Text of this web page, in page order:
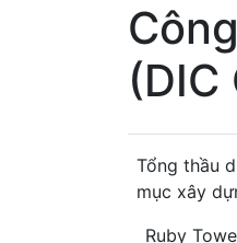
Tổng thầu
mục xây
Ruby